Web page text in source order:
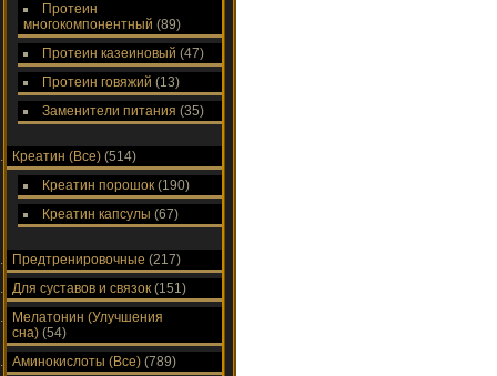
Протеин
многокомпонентный (89)
Протеин казеиновый (47)
Протеин говяжий (13)
Заменители питания (35)
Креатин (Все) (514)
Креатин порошок (190)
Креатин капсулы (67)
Предтренировочные (217)
Для суставов и связок (151)
Мелатонин (Улучшения
сна) (54)
Аминокислоты (Все) (789)